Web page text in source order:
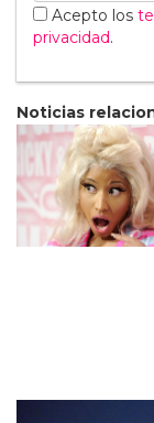
Acepto los
privacidad.
Noticias